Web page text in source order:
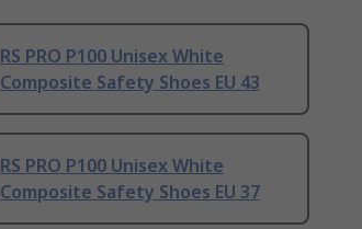
RS PRO P100 Unisex White
Composite Safety Shoes EU 43
RS PRO P100 Unisex White
Composite Safety Shoes EU 37